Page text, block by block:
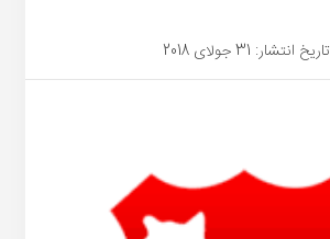
تاریخ انتشار: 31 جولای 2018